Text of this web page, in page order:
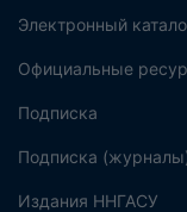
Электронный
Официальные
Подписка
Подписка
Издания ННГАСУ